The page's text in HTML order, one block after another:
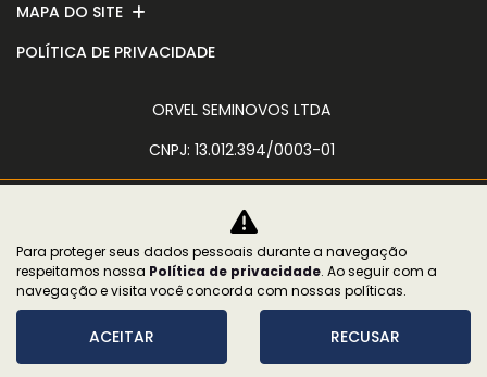
MAPA DO SITE
POLÍTICA DE PRIVACIDADE
ORVEL SEMINOVOS LTDA
CNPJ: 13.012.394/0003-01
No trânsito, enxergar o outro salva
vidas.
Para proteger seus dados pessoais durante a navegação
respeitamos nossa Política de privacidade. Ao seguir com a
navegação e visita você concorda com nossas políticas.
ACEITAR RECUSAR